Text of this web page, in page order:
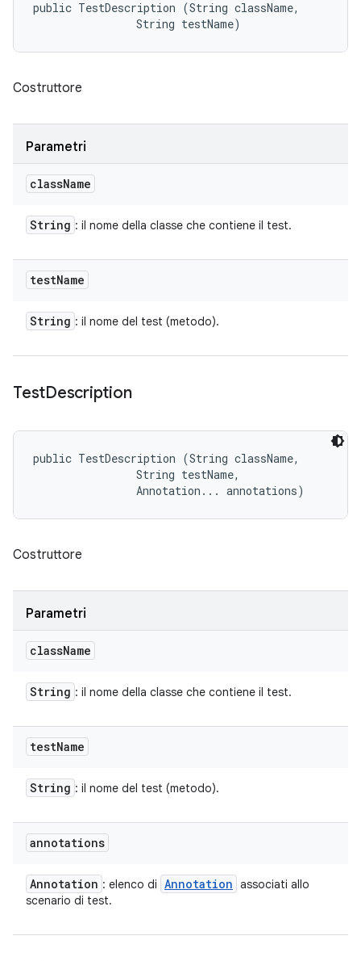
public TestDescription (String className,
                String testName)
Costruttore
Parametri
className
String : il nome della classe che contiene il test.
testName
String : il nome del test (metodo).
TestDescription
public TestDescription (String className,
                String testName,
                Annotation... annotations)
Costruttore
Parametri
className
String : il nome della classe che contiene il test.
testName
String : il nome del test (metodo).
annotations
Annotation : elenco di Annotation associati allo
scenario di test.